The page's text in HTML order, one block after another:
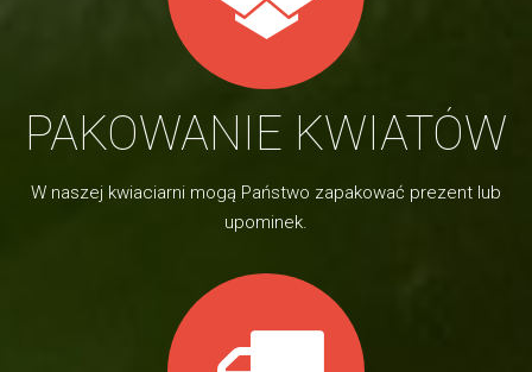
PAKOWANIE KWIATÓW
W naszej kwiaciarni mogą Państwo zapakować prezent lub
upominek.